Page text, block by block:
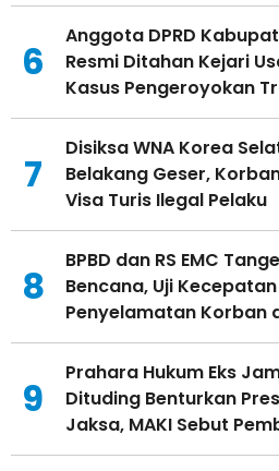
6
Anggota DPRD
Resmi Ditahan Kejari
Kasus Pengeroyokan
7
Disiksa WNA Korea
Belakang Geser,
Visa Turis Ilegal Pelaku
8
BPBD dan RS EMC
Bencana, Uji
Penyelamatan Korban
9
Prahara Hukum Eks
Dituding Benturkan
Jaksa, MAKI Sebut